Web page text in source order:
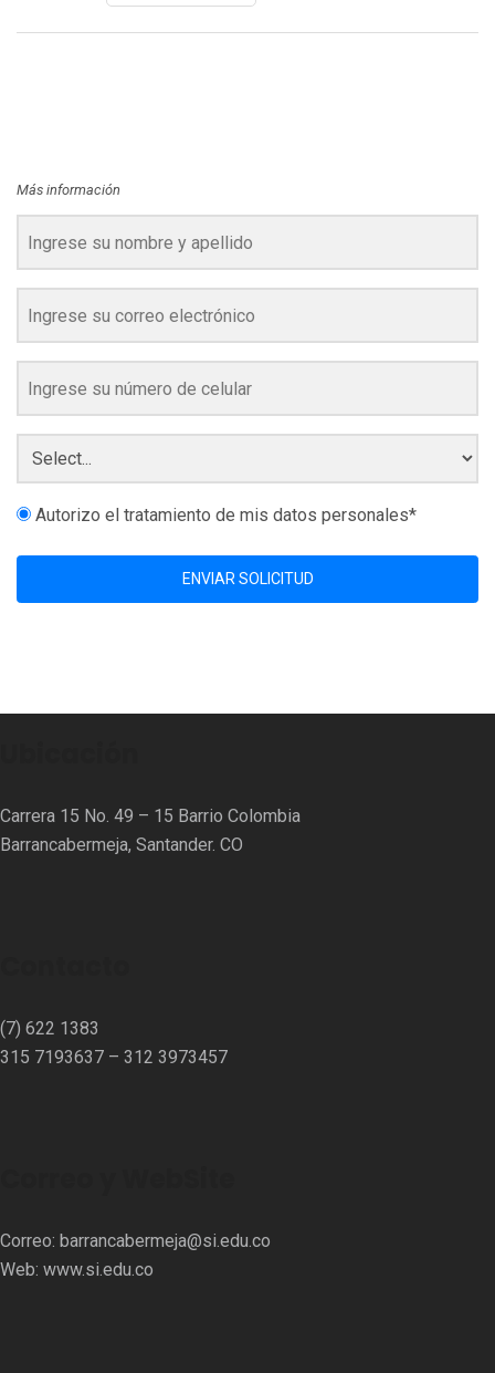
Más información
Autorizo el tratamiento de mis datos personales*
ENVIAR SOLICITUD
Carrera 15 No. 49 – 15 Barrio Colombia
Barrancabermeja, Santander. CO
(7) 622 1383
315 7193637 – 312 3973457⁣⁣
Correo: barrancabermeja@si.edu.co
Web: www.si.edu.co